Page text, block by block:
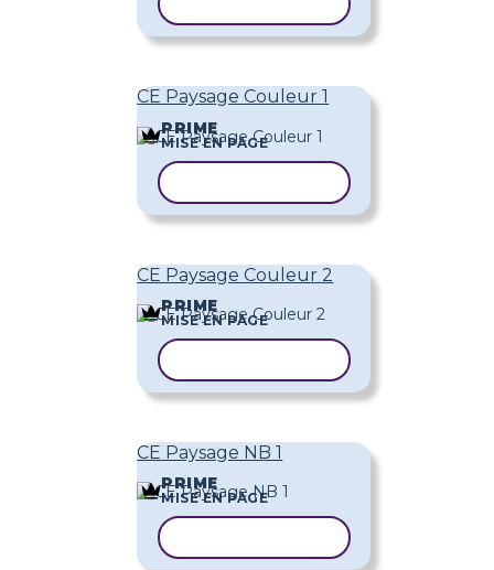
CE Paysage Couleur 1
PRIME
MISE EN PAGE
CE Paysage Couleur 2
PRIME
MISE EN PAGE
CE Paysage NB 1
PRIME
MISE EN PAGE